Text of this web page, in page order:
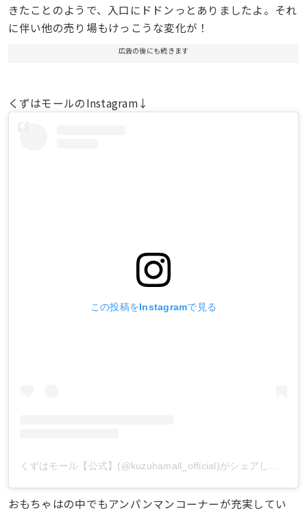
きたことのようで、入口にドドンっとありましたよ。それ
に伴い他の売り場もけっこうな変化が！
広告の後にも続きます
くずはモールのInstagram↓
この投稿をInstagramで見る
おもちゃはの中でもアンパンマンコーナーが充実してい